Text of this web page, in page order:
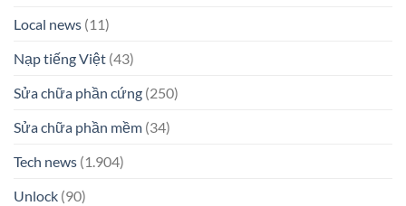
Local news (11)
Nạp tiếng Việt (43)
Sửa chữa phần cứng (250)
Sửa chữa phần mềm (34)
Tech news (1.904)
Unlock (90)